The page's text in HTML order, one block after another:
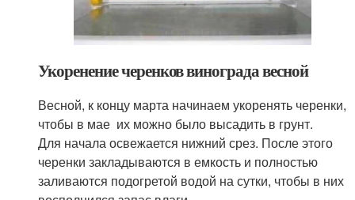
Укоренение черенков винограда весной
Весной, к концу марта начинаем укоренять черенки,
чтобы в мае их можно было высадить в грунт.
Для начала освежается нижний срез. После этого
черенки закладываются в емкость и полностью
заливаются подогретой водой на сутки, чтобы в них